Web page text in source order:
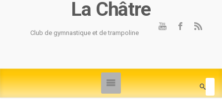
La Châtre
Club de gymnastique et de trampoline